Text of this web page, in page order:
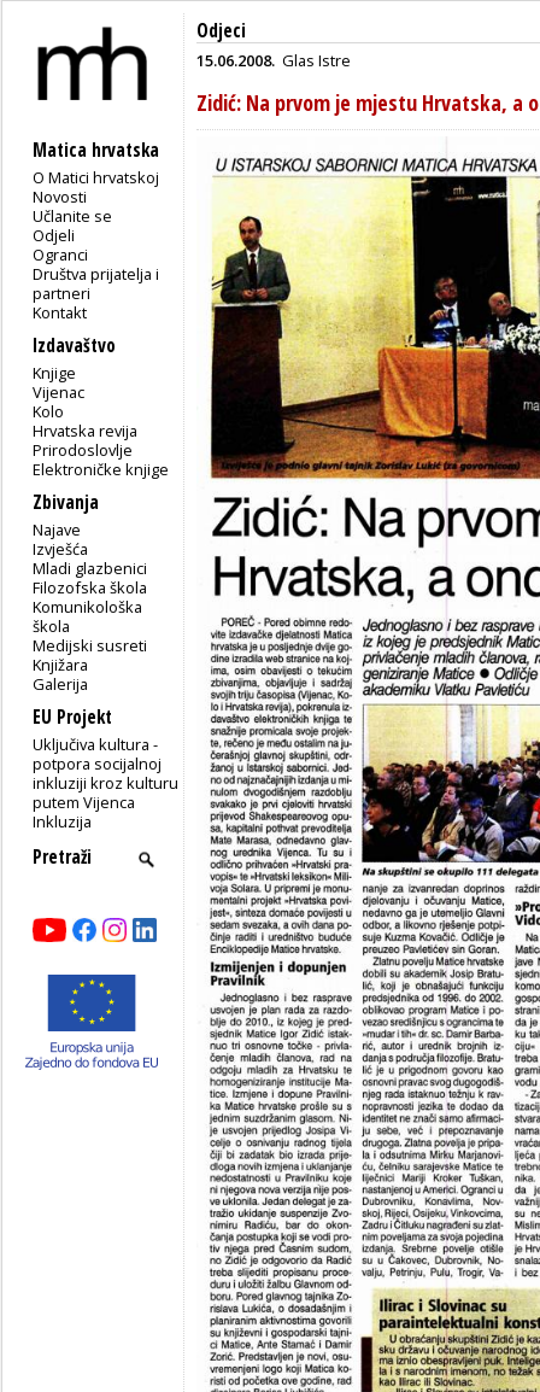
Matica hrvatska
O Matici hrvatskoj
Novosti
Učlanite se
Odjeli
Ogranci
Društva prijatelja i
partneri
Kontakt
Izdavaštvo
Knjige
Vijenac
Kolo
Hrvatska revija
Prirodoslovlje
Elektroničke knjige
Zbivanja
Najave
Izvješća
Mladi glazbenici
Filozofska škola
Komunikološka
škola
Medijski susreti
Knjižara
Galerija
EU Projekt
Uključiva kultura -
potpora socijalnoj
inkluziji kroz kulturu
putem Vijenca
Inkluzija
Odjeci
15.06.2008. Glas Istre
Zidić: Na prvom je mjestu Hrvatska, a